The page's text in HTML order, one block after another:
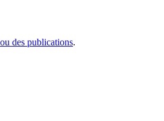
des publications.